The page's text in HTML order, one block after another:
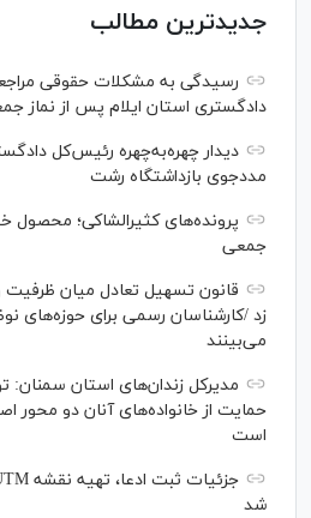
جدیدترین مطالب
رسیدگی به مشکلات حقوقی
دادگستری استان ایلام پس از نماز
مددجوی بازداشتگاه رشت
پرونده‌های کثیرالشاکی؛ محصول
جمعی
قانون تسهیل تعادل میان ظرفیت
زد /کارشناسان رسمی برای حوزه‌های
می‌بینند
مدیرکل زندان‌های استان سمنان:
حمایت از خانواده‌های آنان دو محور
است
شد